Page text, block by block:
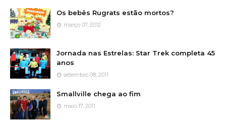
Os bebês Rugrats estão mortos?
março 07, 2012
Jornada nas Estrelas: Star Trek completa 45
anos
setembro 08, 2011
Smallville chega ao fim
maio 17, 2011